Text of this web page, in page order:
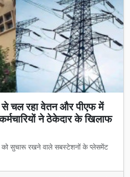
चल रहा वेतन और पीएफ में
ने ठेकेदार के खिलाफ
को सुचारू रखने वाले सबस्टेशनों के प्लेसमेंट